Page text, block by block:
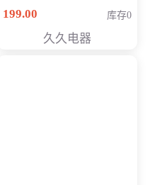
199.00
库存0
久久电器